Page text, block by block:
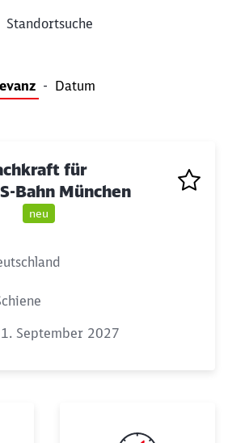
pro Seite 10
Standortsuche
- Datum
für
Bahn München
neu
September 2027
Weiter